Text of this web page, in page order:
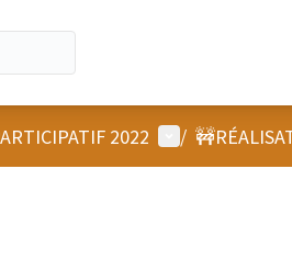
2022 Menu
/